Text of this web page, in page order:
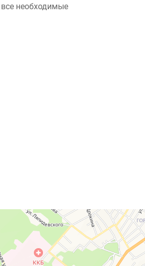
необходимые